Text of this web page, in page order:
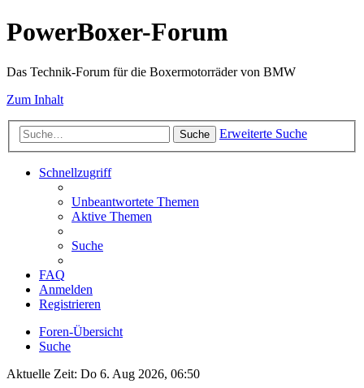
PowerBoxer-Forum
Das Technik-Forum für die Boxermotorräder von BMW
Zum Inhalt
Suche Erweiterte Suche
Schnellzugriff
Unbeantwortete Themen
Aktive Themen
Suche
FAQ
Anmelden
Registrieren
Foren-Übersicht
Suche
Aktuelle Zeit: Do 6. Aug 2026, 06:50